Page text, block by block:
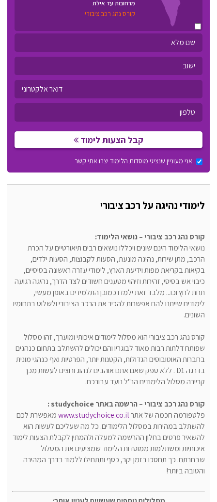
מרחובות עד אילת
קורס נהג רכב ציבורי
קבל הצעות לימוד
אני מעוניין שנציגי מוסדות הלימוד יצרו אתי קשר
לימודי נהיגה על רכב ציבורי
קורס נהג רכב ציבורי – נושאי הלימוד:
נושאי הלימוד הינם שונים ויכללו נושאים רבים תיאורטיים על הכרת
הרכב, מתן שירות, נהיגה מונעת, הסעות לקבוצות, הסעות ילדים,
בקיאות בקריאת מפות וידיעת הארץ, לימודי עזרה ראשונה בסיסיים,
כיבוי אש בסיסי, זהירות וזיהוי מטענים חשודים לצד הדרך, נהיגה רגועה
תחת לחץ וכו... מלבד זאת ילמדו כמובן התלמידים באופן מעשי,
לימודים שייתנו להם אפשרות להכיר את הרכב הציבורי ולשלוט בתחומיו
השונים.
קורס נהג רכב ציבוריהוא מסלול לימודים איכותי ומוערך, זהו מסלול
שפותח דלתות רבות מאוד לבוגריו והם יכולים להשתלב בתחום כנהגים
בחברות האוטובוסים הגדולות, הקטנות יותר, הפרטיות ואף כנהגי מונית
בדרגה D1 . ללא ספק שאם אתם אוהבים לנהוג ורוצים לעשות מכך
קריירה מסלול הלימודים הנ"ל נועד עבורכם.
קורס נהג רכב ציבורי – הרשמה באתרstudychoice
:
פלטפורמה חכמה של אתרwww.studychoice.co.ilמאפשרת לכם
להשתלב במהירות במסלול הלימודים. כל מה שעליכם לעשות הוא
להשאיר פרטים בחלון ההרשמה למעלה ולהמתין לקבלת הצעות לימוד
איכותיות ומשתלמות ממוסדות הלימוד שמציעים את המסלול
שבחרתם. כך תחסכו בזמן יקר, כסף ותתחילו ללמוד בדרך המהירה
והטובה ביותר!